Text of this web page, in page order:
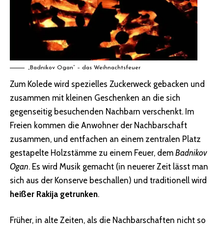
„Badnikov Ogan“ – das Weihnachtsfeuer
Zum Kolede wird spezielles Zuckerweck gebacken und
zusammen mit kleinen Geschenken an die sich
gegenseitig besuchenden Nachbarn verschenkt. Im
Freien kommen die Anwohner der Nachbarschaft
zusammen, und entfachen an einem zentralen Platz
gestapelte Holzstämme zu einem Feuer, dem Badnikov
Ogan. Es wird Musik gemacht (in neuerer Zeit lässt man
sich aus der Konserve beschallen) und traditionell wird
heißer Rakija getrunken.
Früher, in alte Zeiten, als die Nachbarschaften nicht so